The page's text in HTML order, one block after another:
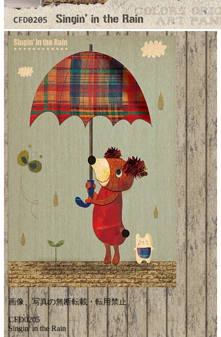
画像、写真の無断転載・転用禁止
CFD0205
Singin' in the Rain